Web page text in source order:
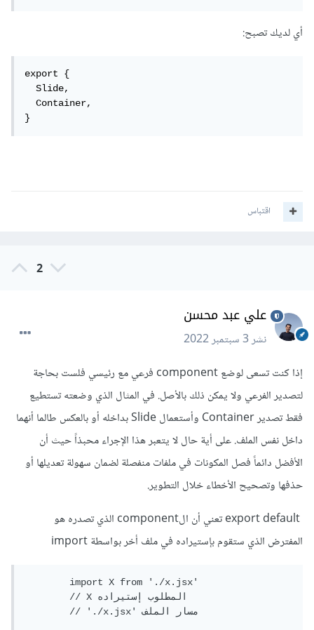
أي لديك تصبح:
export {
  Slide,
  Container,
}
اقتباس
2
علي عبد محسن
نشر3 سبتمبر 2022
إذا كنت تسعى لوضع component فرعي مع رئيسي فلست بحاجة
لتصدير الفرعي ولا يمكن ذلك بالأصل. في المثال الذي وضعته تستطيع
فقط تصدير Container وأستعمال Slide بداخله أو بالعكس طالما أنهما
داخل نفس الملف. على أية حال لا يتعبر هذا الإجراء محبذاً حيث أن
الأفضل دائماً فصل المكونات في ملفات منفصلة لضمان سهولة تعديلها أو
حذفها وتصحيح الأخطاء خلال التطوير.
export default تعني أن الcomponent الذي تصدره هو
المفترض الذي ستقوم بإستيراده في ملف أخر بواسطة import
	import X from './x.jsx'
	// X المطلوب إستيراده
	// './x.jsx' مسار الملف